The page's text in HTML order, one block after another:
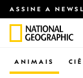
ASSINE A
ANIMAIS